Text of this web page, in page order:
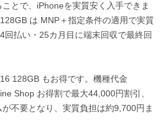
とで、iPhoneを実質安く入手できま
は MNP＋指定条件の適用で実質
回払い・25カ月目に端末回収で最終回
128GB もお得です。機種代金
Shop お得割で最大44,000円割引、
不要となり、実質負担は約9,700円ま